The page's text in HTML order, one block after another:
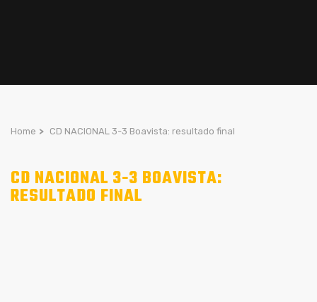
Home > CD NACIONAL 3-3 Boavista: resultado final
CD NACIONAL 3-3 BOAVISTA:
RESULTADO FINAL